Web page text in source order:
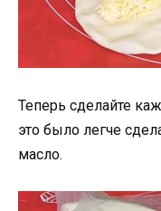
Теперь сделайте
это было легче
масло.